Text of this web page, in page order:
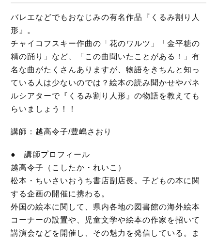
バレエなどでもおなじみの有名作品『くるみ割り人
形』。
チャイコフスキー作曲の「花のワルツ」「金平糖の
精の踊り」など、「この曲聞いたことがある！」有
名な曲がたくさんありますが、物語をきちんと知っ
ている人は少ないのでは？絵本の読み聞かせやパネ
ルシアターで『くるみ割り人形』の物語を教えても
らいましょう！！
講師：越高令子/豊嶋さおり
● 講師プロフィール
越高令子（こしたか・れいこ）
松本・ちいさいおうち書店副店長。子どもの本に関
する企画の開催に携わる。
外国の絵本に関して、県内各地の図書館の海外絵本
コーナーの設置や、児童文学や絵本の作家を招いて
講演会などを開催し、その魅力を発信している。ま